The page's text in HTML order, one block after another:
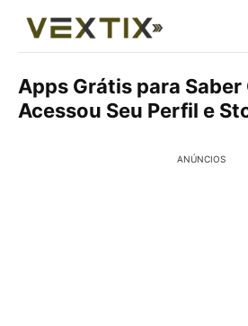
Apps Grátis para Saber
Acessou Seu Perfil e
ANÚNCIOS